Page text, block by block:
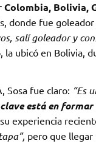
Colombia, Bolivia,
donde fue goleador
salí goleador y
ubicó en Bolivia,
Sosa fue claro: “Es
está en formar
experiencia
pero que